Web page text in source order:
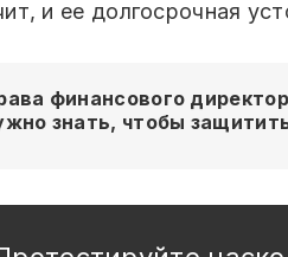
и ее долгосрочная
финансового
знать, чтобы